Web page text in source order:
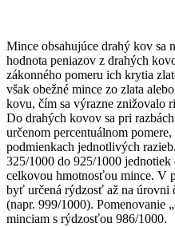
Mince obsahujúce drahý kov sa
hodnota peniazov z drahých
zákonného pomeru ich krytia
však obežné mince zo zlata
kovu, čím sa výrazne znižovalo
Do drahých kovov sa pri
určenom percentuálnom
podmienkach jednotlivých
325/1000 do 925/1000
celkovou hmotnosťou mince. V
byť určená rýdzosť až na úrovni
(napr. 999/1000). Pomenovanie
minciam s rýdzosťou 986/1000.